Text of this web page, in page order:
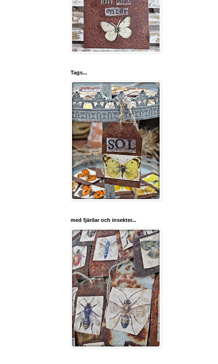
Tags...
med fjärilar och insekter...